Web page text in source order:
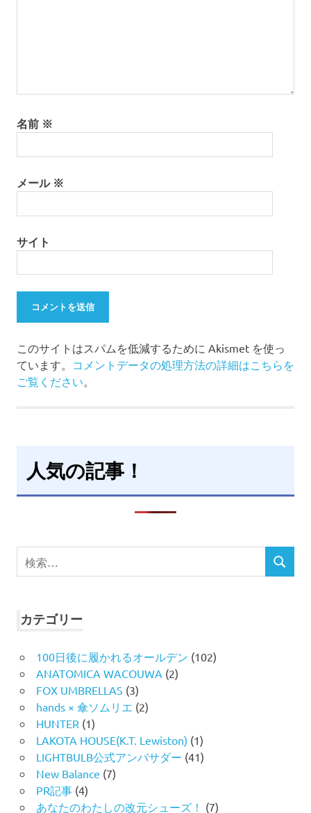
名前 ※
メール ※
サイト
このサイトはスパムを低減するために Akismet を使っ
ています。 コメントデータの処理方法の詳細はこちらを
ご覧ください。
人気の記事！
検
索
検
カテゴリー
100日後に履かれるオールデン (102)
ANATOMICA WACOUWA (2)
FOX UMBRELLAS (3)
hands × 傘ソムリエ (2)
HUNTER (1)
LAKOTA HOUSE(K.T. Lewiston) (1)
LIGHTBULB公式アンバサダー (41)
New Balance (7)
PR記事(4)
あなたのわたしの改元シューズ！ (7)